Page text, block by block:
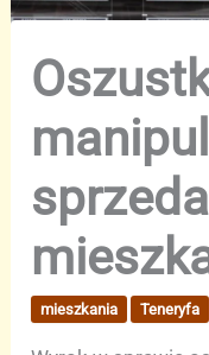
mieszkania Teneryfa